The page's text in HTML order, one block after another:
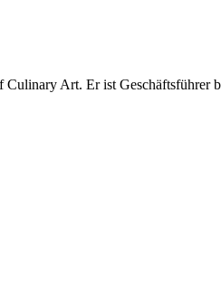
Art. Er ist